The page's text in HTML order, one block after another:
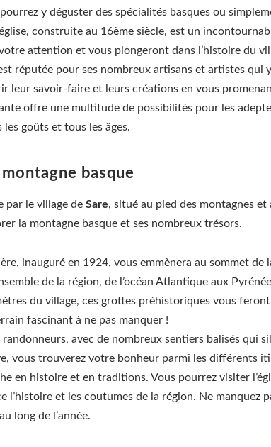
y déguster des spécialités basques ou
construite au 16ème siècle, est un
attention et vous plongeront dans l’histoire du
réputée pour ses nombreux artisans et artistes
leur savoir-faire et leurs créations en vous
offre une multitude de possibilités pour les
goûts et tous les âges.
basque
par le village de Sare, situé au pied des montagnes
la montagne basque et ses nombreux trésors.
inauguré en 1924, vous emmènera au sommet de
de la région, de l’océan Atlantique aux
du village, ces grottes préhistoriques vous
fascinant à ne pas manquer !
avec de nombreux sentiers balisés qui
vous trouverez votre bonheur parmi les différents
en histoire et en traditions. Vous pourrez visiter
l’histoire et les coutumes de la région. Ne
long de l’année.